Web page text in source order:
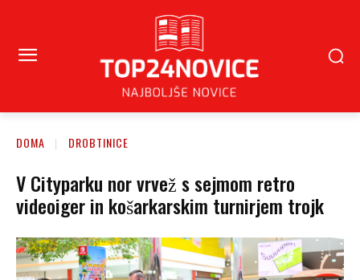
DOMA DROBTINICE
V Cityparku nor vrvež s sejmom retro
videoiger in košarkarskim turnirjem trojk